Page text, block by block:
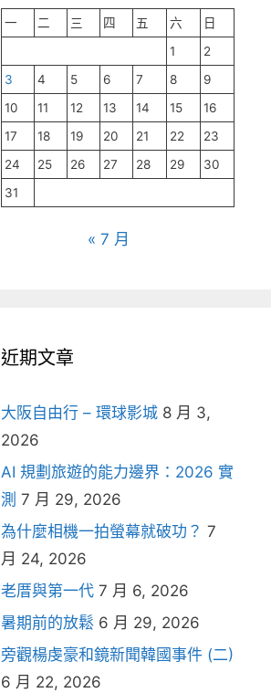
一 二 三 四 五 六
日
1
2
3
4 5 6 7 8
9
10
11 12 13 14 15
16
17
18 19 20 21 22
23
24
25 26 27 28 29
30
31
« 7 月
近期文章
大阪自由行 – 環球影城 8 月 3,
2026
AI 規劃旅遊的能力邊界：2026 實
測 7 月 29, 2026
為什麼相機一拍螢幕就破功？ 7
月 24, 2026
老厝與第一代 7 月 6, 2026
暑期前的放鬆 6 月 29, 2026
旁觀楊虔豪和鏡新聞韓國事件 (二)
6 月 22, 2026